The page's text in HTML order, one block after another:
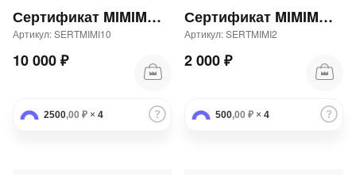
Сертификат MIMIMODA 10000 р.
Артикул: SERTMIMI10
10 000 ₽
2500,00 ₽ × 4
Сертификат MIMIMODA 2000 р.
Артикул: SERTMIMI2
2 000 ₽
500,00 ₽ × 4